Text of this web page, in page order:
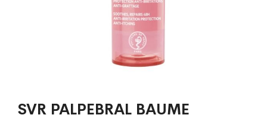
SVR PALPEBRAL BAUME